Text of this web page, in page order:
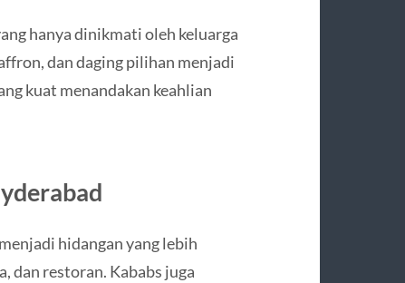
hanya dinikmati oleh keluarga
dan daging pilihan menjadi
kuat menandakan keahlian
hidangan yang lebih
dan restoran. Kababs juga